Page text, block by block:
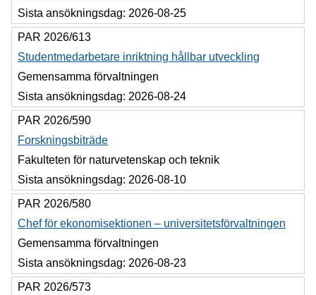
Sista ansökningsdag: 2026-08-25
PAR 2026/613
Studentmedarbetare inriktning hållbar utveckling
Gemensamma förvaltningen
Sista ansökningsdag: 2026-08-24
PAR 2026/590
Forskningsbiträde
Fakulteten för naturvetenskap och teknik
Sista ansökningsdag: 2026-08-10
PAR 2026/580
Chef för ekonomisektionen – universitetsförvaltningen
Gemensamma förvaltningen
Sista ansökningsdag: 2026-08-23
PAR 2026/573